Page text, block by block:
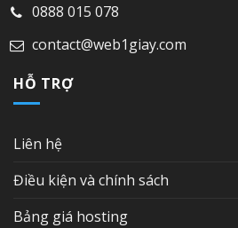
0888 015 078
contact@web1giay.com
HỖ TRỢ
Liên hệ
Điều kiện và chính sách
Bảng giá hosting